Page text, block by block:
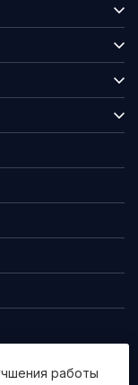
работы